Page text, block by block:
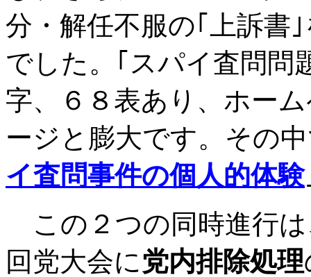
分・解任不服の｢上訴書
でした。｢スパイ査問問
字、６８表あり、ホー
ージと膨大です。その
イ査問事件の個人的体験
この２つの同時進行は
回党大会に党内排除処理